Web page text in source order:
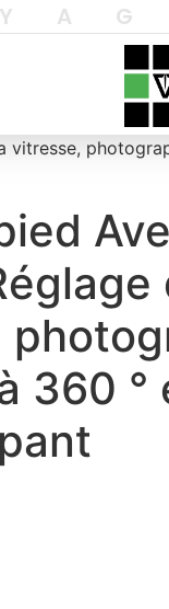
vitresse,
360 °